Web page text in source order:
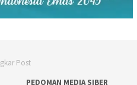
PEDOMAN MEDIA SIBER